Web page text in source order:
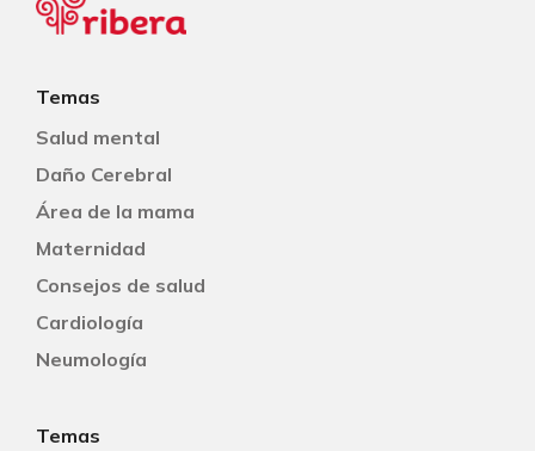
Temas
Salud mental
Daño Cerebral
Área de la mama
Maternidad
Consejos de salud
Cardiología
Neumología
Temas